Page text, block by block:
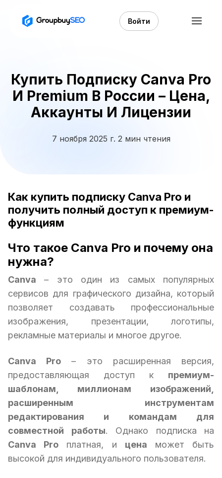
Войти
Купить Подписку Canva Pro
И Premium В России – Цена,
Аккаунты И Лицензии
7 ноября 2025 г. 2 мин чтения
Как купить подписку Canva Pro и
получить полный доступ к премиум-
функциям
Что такое Canva Pro и почему она
нужна?
Canva – это один из самых популярных
сервисов для графического дизайна, который
позволяет создавать профессиональные
изображения, презентации, логотипы,
рекламные материалы и многое другое.
Canva Pro – это расширенная версия,
предоставляющая доступ к премиум-
шаблонам, миллионам изображений,
расширенным инструментам
редактирования и командам для
совместной работы. Однако подписка на
Canva Pro платная, и цена может быть
высокой для индивидуального пользователя.